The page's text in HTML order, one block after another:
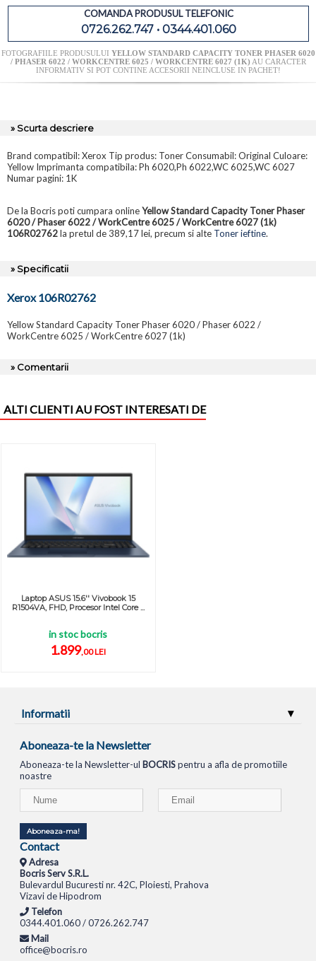
COMANDA PRODUSUL TELEFONIC
0726.262.747 • 0344.401.060
FOTOGRAFIILE PRODUSULUI YELLOW STANDARD CAPACITY TONER PHASER 6020
/ PHASER 6022 / WORKCENTRE 6025 / WORKCENTRE 6027 (1K) AU CARACTER
INFORMATIV SI POT CONTINE ACCESORII NEINCLUSE IN PACHET!
» Scurta descriere
Brand compatibil: Xerox Tip produs: Toner Consumabil: Original Culoare:
Yellow Imprimanta compatibila: Ph 6020,Ph 6022,WC 6025,WC 6027
Numar pagini: 1K
De la Bocris poti cumpara onlineYellow Standard Capacity Toner Phaser
6020 / Phaser 6022 / WorkCentre 6025 / WorkCentre 6027 (1k)
106R02762la pretul de 389,17 lei, precum si alte Toner ieftine.
» Specificatii
Xerox 106R02762
Yellow Standard Capacity Toner Phaser 6020 / Phaser 6022 /
WorkCentre 6025 / WorkCentre 6027 (1k)
» Comentarii
ALTI CLIENTI AU FOST INTERESATI DE
Laptop ASUS 15.6'' Vivobook 15
R1504VA, FHD, Procesor Intel Core ...
in stoc bocris
1.899,00 LEI
Informatii
Aboneaza-te la Newsletter
Aboneaza-te la Newsletter-ul BOCRISpentru a afla de promotiile
noastre
Aboneaza-ma!
Contact
Adresa
Bocris Serv S.R.L.
Bulevardul Bucuresti nr. 42C, Ploiesti, Prahova
Vizavi de Hipodrom
Telefon
0344.401.060 / 0726.262.747
Mail
office@bocris.ro